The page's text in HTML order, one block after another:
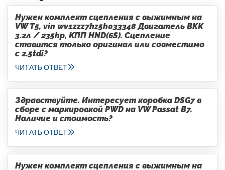
Нужен комплект сцепления с выжимным на
VW T5, vin wv1zzz7hz5h033348 Двигатель BKK
3.2л / 235hp, КПП HND(6S). Сцепление
ставится только оригинал или совместимо
с 2.5tdi?
ЧИТАТЬ ОТВЕТ
Здравствуйте. Интересует коробка DSG7 в
сборе с маркировкой PWD на VW Passat B7.
Наличие и стоимость?
ЧИТАТЬ ОТВЕТ
Нужен комплект сцепления с выжимным на